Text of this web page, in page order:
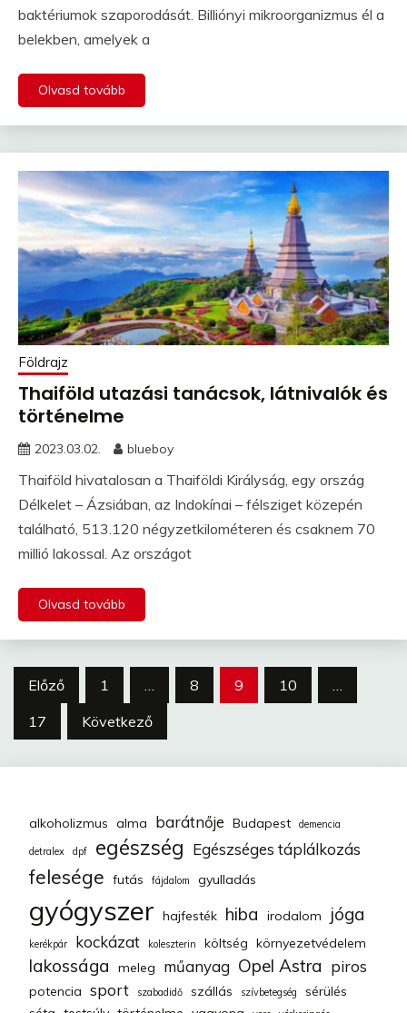
baktériumok szaporodását. Billiónyi mikroorganizmus él a
belekben, amelyek a
Olvasd tovább
Földrajz
Thaiföld utazási tanácsok, látnivalók és
történelme
2023.03.02. blueboy
Thaiföld hivatalosan a Thaiföldi Királyság, egy ország
Délkelet – Ázsiában, az Indokínai – félsziget közepén
található, 513.120 négyzetkilométeren és csaknem 70
millió lakossal. Az országot
Olvasd tovább
Bejegyzések
lapozása
Előző 1 8 9 10
17
Következő
alkoholizmus alma barátnője Budapest demencia
detralex dpf egészség Egészséges táplálkozás
felesége futás fájdalom gyulladás
gyógyszer hajfesték hiba irodalom jóga
kerékpár kockázat koleszterin költség környezetvédelem
lakossága meleg műanyag Opel Astra piros
potencia sport szabadidő szállás szívbetegség
sérülés